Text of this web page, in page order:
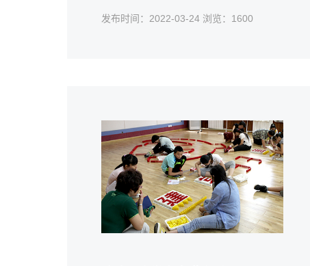
万千人们的喜爱，喜爱“冰墩墩”不仅仅是因
发布时间：2022-03-24 浏览：1600